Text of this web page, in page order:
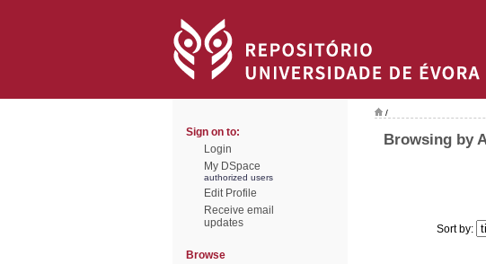
Sign on to:
Login
My DSpace
authorized users
Edit Profile
Receive email
updates
Browse
/
Browsing by
Sort by: